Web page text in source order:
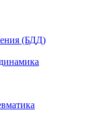
(БДД)